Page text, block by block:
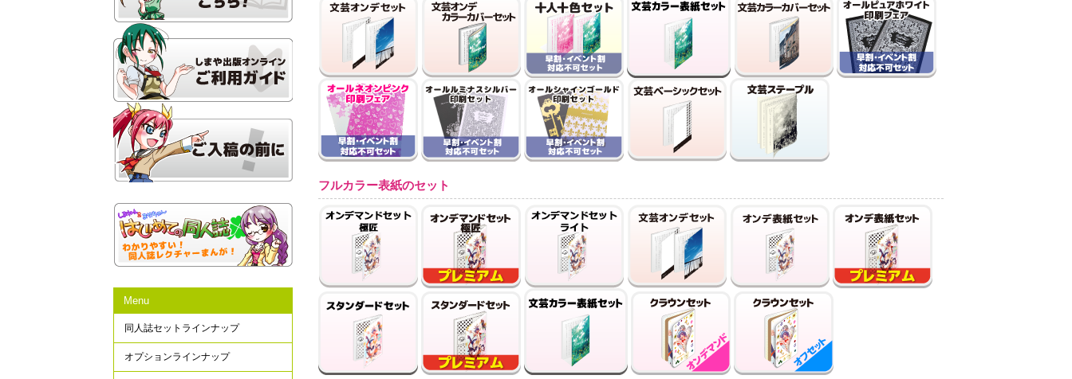
フルカラー表紙のセット
Menu
同人誌セットラインナップ
オプションラインナップ